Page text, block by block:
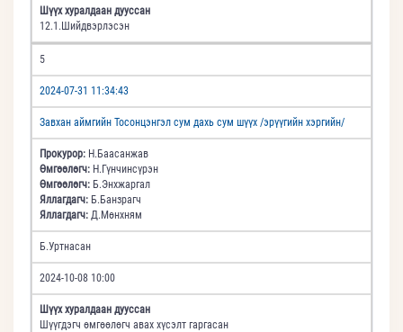
Шүүх хуралдаан дууссан
12.1.Шийдвэрлэсэн
5
2024-07-31 11:34:43
Завхан аймгийн Тосонцэнгэл сум дахь сум шүүх /эрүүгийн хэргийн/
Прокурор: Н.Баасанжав
Өмгөөлөгч: Н.Гүнчинсүрэн
Өмгөөлөгч: Б.Энхжаргал
Яллагдагч: Б.Банзрагч
Яллагдагч: Д.Мөнхням
Б.Уртнасан
2024-10-08 10:00
Шүүх хуралдаан дууссан
Шүүгдэгч өмгөөлөгч авах хүсэлт гаргасан